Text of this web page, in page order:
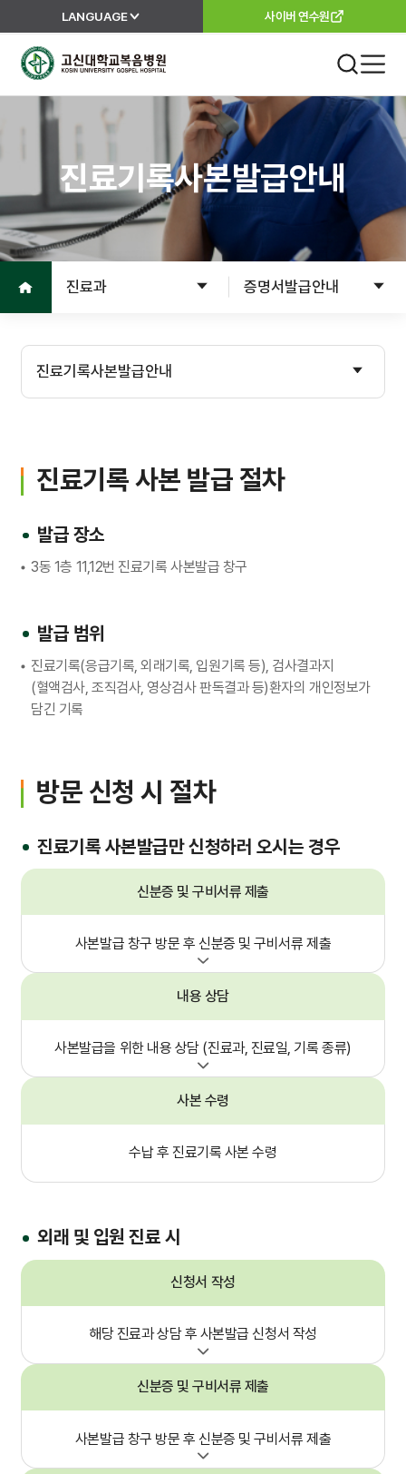
LANGUAGE 사이버 연수원
진료 안내
진료과
이용안내
병원소개
외래진료
진료안내
진료절차
진료의뢰서
입원준비
퇴원수속
가정간호
비용 및 수납방법
간호간병통합서비스
대리처방
비급여수가
진료기록사본발급안내
진료과 증명서발급안내
진료기록사본발급안내
진료기록 사본 발급 절차
발급 장소
3동 1층 11,12번 진료기록 사본발급 창구
발급 범위
진료기록(응급기록, 외래기록, 입원기록 등), 검사결과지
(혈액검사, 조직검사, 영상검사 판독결과 등)환자의 개인정보가
담긴 기록
방문 신청 시 절차
진료기록 사본발급만 신청하러 오시는 경우
신분증 및 구비서류 제출
사본발급 창구 방문 후 신분증 및 구비서류 제출
내용 상담
사본발급을 위한 내용 상담 (진료과, 진료일, 기록 종류)
사본 수령
수납 후 진료기록 사본 수령
외래 및 입원 진료 시
신청서 작성
해당 진료과 상담 후 사본발급 신청서 작성
신분증 및 구비서류 제출
사본발급 창구 방문 후 신분증 및 구비서류 제출